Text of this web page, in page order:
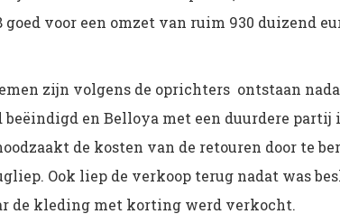
goed voor een omzet van ruim 930 duizend
zijn volgens de oprichters ontstaan
en Belloya met een duurdere partij
de kosten van de retouren door te
Ook liep de verkoop terug nadat was
de kleding met korting werd verkocht.